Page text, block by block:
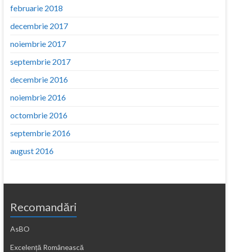
februarie 2018
decembrie 2017
noiembrie 2017
septembrie 2017
decembrie 2016
noiembrie 2016
octombrie 2016
septembrie 2016
august 2016
Recomandări
AsBO
Excelență Românească